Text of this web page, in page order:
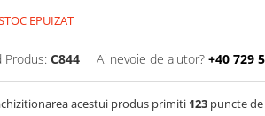
EPUIZAT
Produs: C844 Ai nevoie de ajutor? +40 729
acestui produs primiti 123 puncte